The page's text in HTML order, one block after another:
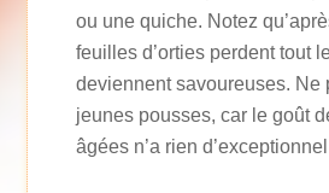
ou une quiche. Notez
feuilles d’orties perdent tout
deviennent savoureuses. Ne
jeunes pousses, car le goût
âgées n’a rien